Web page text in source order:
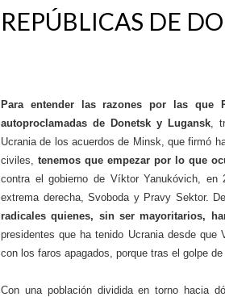
REPÚBLICAS DE
Para entender las razones por las que
autoproclamadas de Donetsk y Lugansk,
Ucrania de los acuerdos de Minsk, que firmó
civiles, tenemos que empezar por lo que
contra el gobierno de Víktor Yanukóvich, en
extrema derecha, Svoboda y Pravy Sektor.
radicales quienes, sin ser mayoritarios,
presidentes que ha tenido Ucrania desde que
con los faros apagados, porque tras el golpe
Con una población dividida en torno hacia